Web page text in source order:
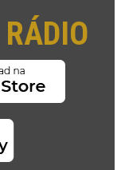
RÁDIO